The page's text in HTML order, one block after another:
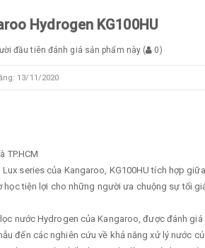
Hydrogen KG100HU
đầu tiên đánh giá sản phẩm này ( 0)
13/11/2020
TP.HCM
series của Kangaroo, KG100HU tích hợp
học tiện lợi cho những người ưa chuộng sự tối
nước Hydrogen của Kangaroo, được đánh
đến các nghiên cứu về khả năng xử lý nước